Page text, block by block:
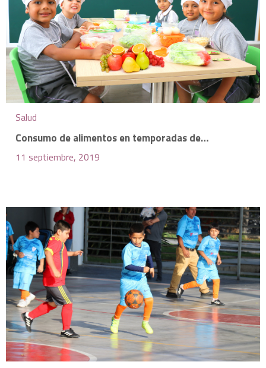
Salud
Consumo de alimentos en temporadas de…
11 septiembre, 2019